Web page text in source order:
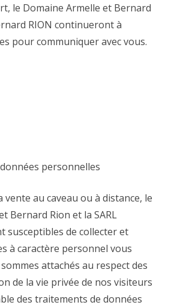
le Domaine Armelle et Bernard
RION continueront à
pour communiquer avec vous.
personnelles
vente au caveau ou à distance, le
Bernard Rion et la SARL
susceptibles de collecter et
à caractère personnel vous
attachés au respect des
de la vie privée de nos visiteurs
des traitements de données